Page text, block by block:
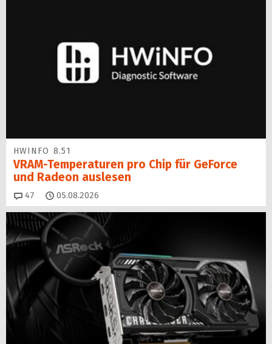
HWINFO 8.51
VRAM-Temperaturen pro Chip für GeForce
und Radeon auslesen
47 Kommentare
05.08.2026